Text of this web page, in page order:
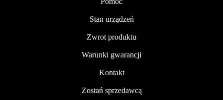
Stan urządzeń
Zwrot produktu
Warunki gwarancji
Kontakt
Zostań sprzedawcą